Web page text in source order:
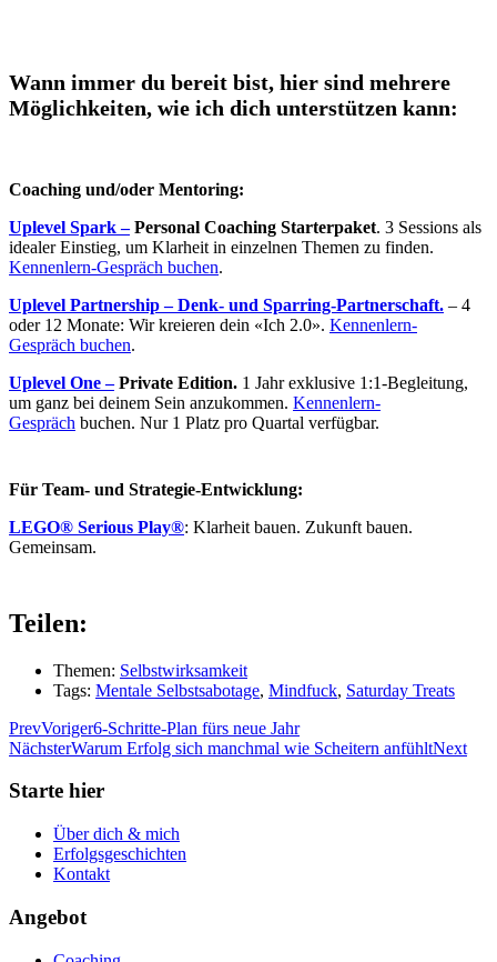
Wann immer du bereit bist, hier sind mehrere
Möglichkeiten, wie ich dich unterstützen kann:
Coaching und/oder Mentoring:
Uplevel Spark–Personal Coaching Starterpaket. 3 Sessions als
idealer Einstieg, um Klarheit in einzelnen Themen zu finden.
Kennenlern-Gespräch buchen.
Uplevel Partnership – Denk- und Sparring-Partnerschaft. – 4
oder 12 Monate: Wir kreieren dein «Ich 2.0». Kennenlern-
Gespräch buchen.
Uplevel One–Private Edition. 1 Jahr exklusive 1:1-Begleitung,
um ganz bei deinem Sein anzukommen. Kennenlern-
Gespräch buchen. Nur 1 Platz pro Quartal verfügbar.
Für Team- und Strategie-Entwicklung:
LEGO® Serious Play®: Klarheit bauen. Zukunft bauen.
Gemeinsam.
Teilen:
Themen: Selbstwirksamkeit
Tags: Mentale Selbstsabotage, Mindfuck, Saturday Treats
PrevVoriger6-Schritte-Plan fürs neue Jahr
NächsterWarum Erfolg sich manchmal wie Scheitern anfühltNext
Starte hier
Über dich & mich
Erfolgsgeschichten
Kontakt
Angebot